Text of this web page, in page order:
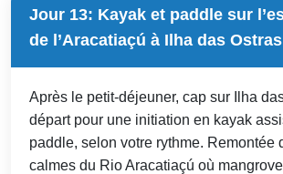
Jour 13: Kayak et paddle sur
de l’Aracatiaçú à Ilha das Ostras
Après le petit-déjeuner, cap sur Ilha
départ pour une initiation en kayak
paddle, selon votre rythme. Remontée
calmes du Rio Aracatiaçú où